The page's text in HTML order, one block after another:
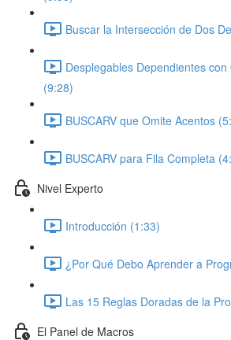
Buscar la Intersección de Dos
Desplegables Dependientes
(9:28)
BUSCARV que Omite Acentos
BUSCARV para Fila Completa
Nivel Experto
Introducción (1:33)
¿Por Qué Debo Aprender a
Las 15 Reglas Doradas de la
El Panel de Macros